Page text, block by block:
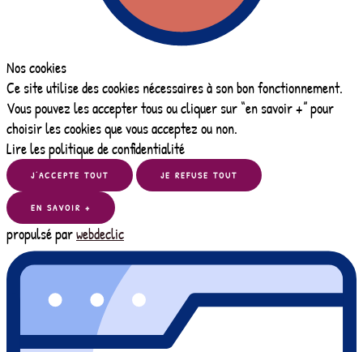
Nos cookies
Ce site utilise des cookies nécessaires à son bon fonctionnement.
Vous pouvez les accepter tous ou cliquer sur “en savoir +” pour
choisir les cookies que vous acceptez ou non.
Lire les politique de confidentialité
J’ACCEPTE TOUT JE REFUSE TOUT
EN SAVOIR +
propulsé parwebdeclic